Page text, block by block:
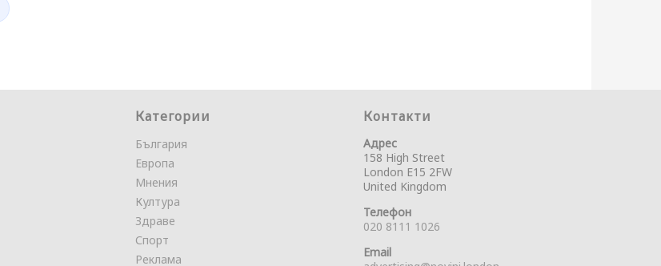
Категории
България
Европа
Мнения
Култура
Здраве
Спорт
Реклама
Контакти
Адрес
158 High Street
London E15 2FW
United Kingdom
Телефон
020 8111 1026
Email